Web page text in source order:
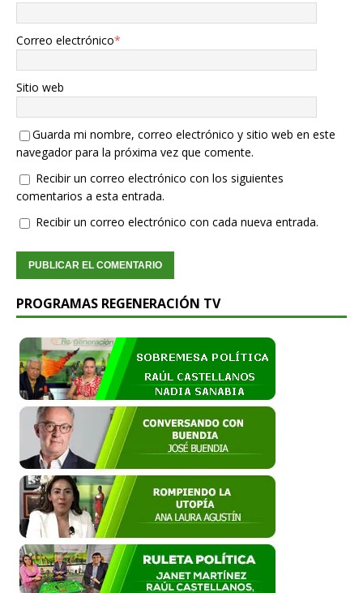
Correo electrónico*
Sitio web
Guarda mi nombre, correo electrónico y sitio web en este
navegador para la próxima vez que comente.
Recibir un correo electrónico con los siguientes
comentarios a esta entrada.
Recibir un correo electrónico con cada nueva entrada.
PROGRAMAS REGENERACIÓN TV